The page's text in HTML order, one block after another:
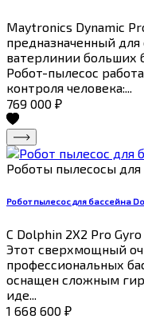
Maytronics Dynamic
предназначенный для
ватерлинии больших
Робот-пылесос
контроля человека:...
769 000 ₽
Роботы пылесосы для
Робот пылесос для бассейна
С Dolphin 2X2 Pro
Этот сверхмощный
профессиональных
оснащен сложным
иде...
1 668 600 ₽